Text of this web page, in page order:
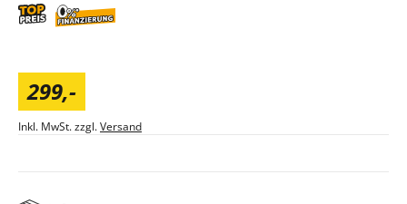
299,-
Inkl. MwSt. zzgl.Versand